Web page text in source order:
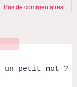
Pas de commentaires
un petit mot ?